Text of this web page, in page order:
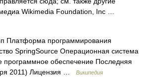
Wikimedia Foundation, Inc …
Платформа программирования
SpringSource Операционная система
программное обеспечение Последняя
2011) Лицензия …
Википедия